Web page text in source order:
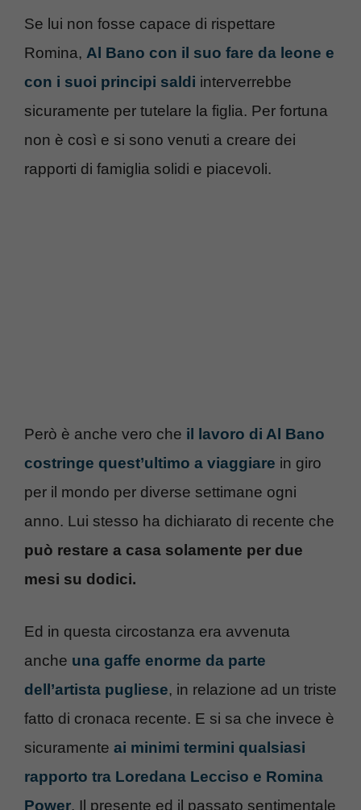
Se lui non fosse capace di rispettare
Romina, Al Bano con il suo fare da leone e
con i suoi principi saldi interverrebbe
sicuramente per tutelare la figlia. Per fortuna
non è così e si sono venuti a creare dei
rapporti di famiglia solidi e piacevoli.
Però è anche vero che il lavoro di Al Bano
costringe quest’ultimo a viaggiare in giro
per il mondo per diverse settimane ogni
anno. Lui stesso ha dichiarato di recente che
può restare a casa solamente per due
mesi su dodici.
Ed in questa circostanza era avvenuta
anche una gaffe enorme da parte
dell’artista pugliese, in relazione ad un triste
fatto di cronaca recente. E si sa che invece è
sicuramente ai minimi termini qualsiasi
rapporto tra Loredana Lecciso e Romina
Power. Il presente ed il passato sentimentale